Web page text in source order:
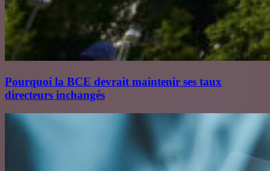
Pourquoi la BCE devrait maintenir ses taux
directeurs inchangés